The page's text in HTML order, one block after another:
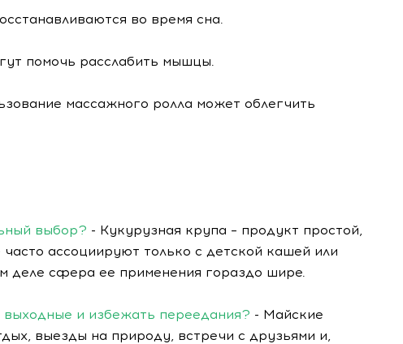
во время сна.
помочь расслабить мышцы.
массажного ролла может облегчить
выбор? - Кукурузная крупа – продукт простой,
ассоциируют только с детской кашей или
деле сфера ее применения гораздо шире.
и избежать переедания? - Майские
выезды на природу, встречи с друзьями и,